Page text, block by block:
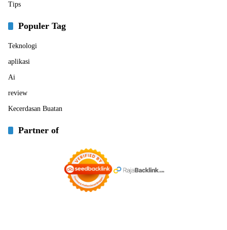
Tips
Populer Tag
Teknologi
aplikasi
Ai
review
Kecerdasan Buatan
Partner of